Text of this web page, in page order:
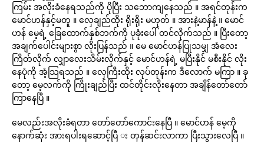
ကြမ်း အလိုးခံနေရသည်ကို ပိုပြီး သဘောကျနေသည် ။ အရင်တုန်းက
မောင်ဟန်နှင့်မတူ ။ လှေချည်ထိုး ရိုးရိုး မဟုတ် ။ အားနဲ့မာန်နဲ့ ။ မောင်
ဟန် မေ့ရဲ့ ခြေထောက်နှစ်ဘက်ကို ပုခုံးပေါ် တင်လိုက်သည် ။ ပြီးတော့
အချက်ပေါင်းများစွာ လိုးပြန်သည် ။ မေ မောင်ဟန်ပြုသမျှ အံလေး
ကြိတ်လိုက် လျှာလေးသိမ်းလိုက်နှင့် မောင်ဟန်ရဲ့ မပြီးနိုင် မစီးနိုင် လိုး
နေပုံကို အံ့သြရသည် ။ လှေကြီးထိုး လုပ်တုန်းက ဒီလောက် မကြာ ။ ခု
တော့ မေ့လက်ကို ကြိုးချည်ပြီး ထင်တိုင်းလိုးနေတာ အချိန်တော်တော်
ကြာနေပြီ ။
မေလည်းအလိုးခံရတာ တော်တော်ကောင်းနေပြီ ။ မောင်ဟန် မေ့ကို
နောက်ဆုံး အားရပါးရဆောင့်ပြီ း တုန်ဆင်းလာကာ ပြီးသွားလေပြီ ။